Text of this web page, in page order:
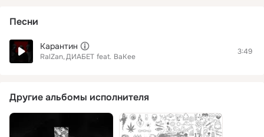
Песни
Карантин
RalZan ДИАБЕТ feat. BaKee
3:49
Другие альбомы исполнителя